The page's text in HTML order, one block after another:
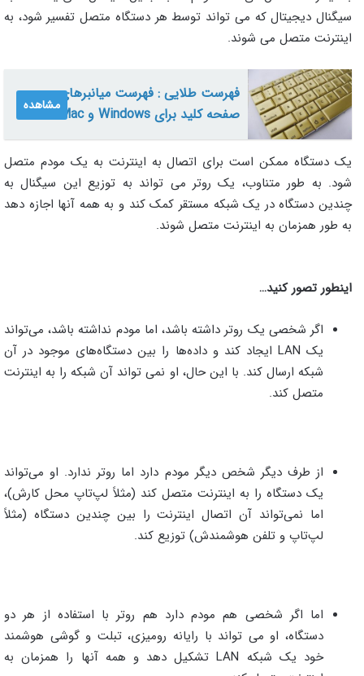
سیگنال دیجیتال که می تواند توسط هر دستگاه متصل تفسیر شود، به
اینترنت متصل می شوند.
فهرست طلایی : فهرست میانبرهای
صفحه کلید برای Windows و Mac
مشاهده
یک دستگاه ممکن است برای اتصال به اینترنت به یک مودم متصل
شود. به طور متناوب، یک روتر می تواند به توزیع این سیگنال به
چندین دستگاه در یک شبکه مستقر کمک کند و به همه آنها اجازه دهد
به طور همزمان به اینترنت متصل شوند.
اینطور تصور کنید…
اگر شخصی یک روتر داشته باشد، اما مودم نداشته باشد، می‌تواند
یک LAN ایجاد کند و داده‌ها را بین دستگاه‌های موجود در آن
شبکه ارسال کند. با این حال، او نمی تواند آن شبکه را به اینترنت
متصل کند.
از طرف دیگر شخص دیگر مودم دارد اما روتر ندارد. او می‌تواند
یک دستگاه را به اینترنت متصل کند (مثلاً لپ‌تاپ محل کارش)،
اما نمی‌تواند آن اتصال اینترنت را بین چندین دستگاه (مثلاً
لپ‌تاپ و تلفن هوشمندش) توزیع کند.
اما اگر شخصی هم مودم دارد هم روتر با استفاده از هر دو
دستگاه، او می تواند با رایانه رومیزی، تبلت و گوشی هوشمند
خود یک شبکه LAN تشکیل دهد و همه آنها را همزمان به